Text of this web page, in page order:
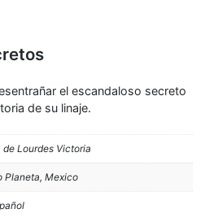
el escandaloso secreto
de su linaje.
de Lourdes Victoria
Planeta, Mexico